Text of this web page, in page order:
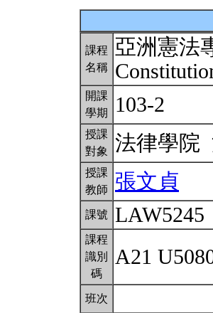
課程
名稱
亞洲憲法
開課
學期
103-2
授課
對象
法律學院
授課
教師
張文貞
課號 LAW5245
課程
識別
碼
A21
班次